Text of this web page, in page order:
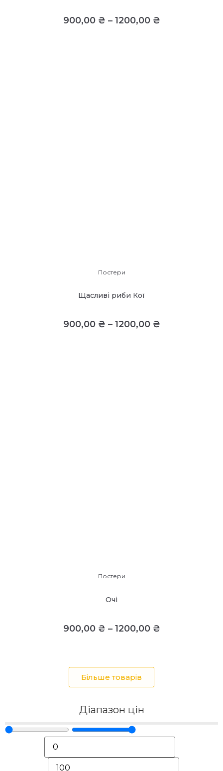
900,00 ₴ – 1200,00 ₴
Постери
Щасливі риби Кої
900,00 ₴ – 1200,00 ₴
Постери
Очі
900,00 ₴ – 1200,00 ₴
Більше товарів
Діапазон цін